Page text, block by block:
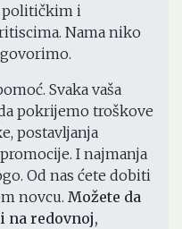
i
Nama niko
Svaka vaša
pokrijemo troškove
postavljanja
I najmanja
Od nas ćete dobiti
novcu. Možete da
na redovnoj,